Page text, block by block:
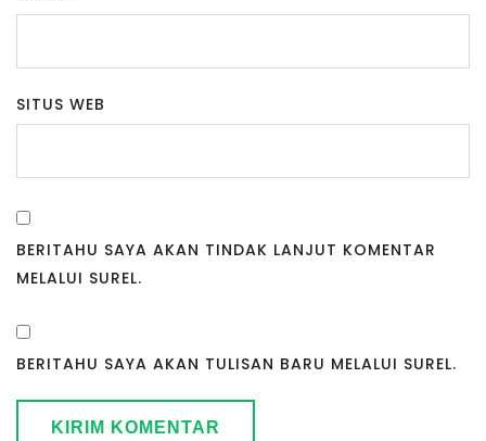
SITUS WEB
BERITAHU SAYA AKAN TINDAK LANJUT KOMENTAR
MELALUI SUREL.
BERITAHU SAYA AKAN TULISAN BARU MELALUI SUREL.